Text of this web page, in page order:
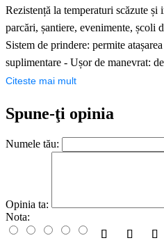
Rezistență la temperaturi scăzute
parcări, șantiere, evenimente, școli
Sistem de prindere: permite
suplimentare - Ușor de manevrat:
stivuire rapidă - Siguranță sporită:
Citeste mai mult
Spune-ţi opinia
Numele tău:
Opinia ta:
Nota: